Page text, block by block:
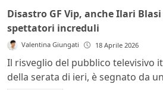
Disastro GF Vip, anche Ilari
spettatori increduli
Valentina Giungati 18 Aprile 2026
Il risveglio del pubblico televisivo
della serata di ieri, è segnato da